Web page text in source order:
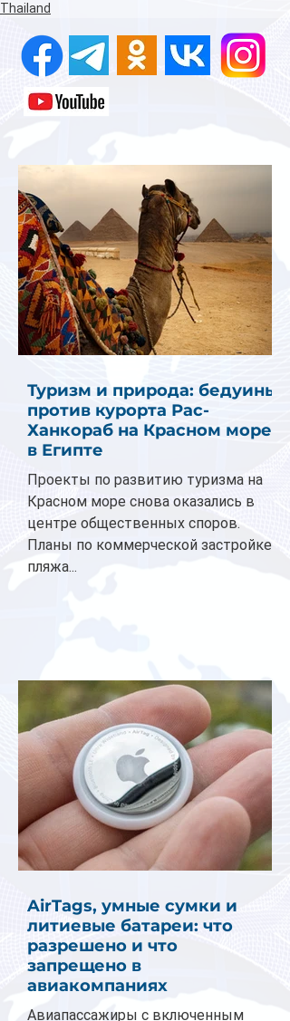
Thailand
Туризм и природа: бедуины
против курорта Рас-
Ханкораб на Красном море
в Египте
Проекты по развитию туризма на
Красном море снова оказались в
центре общественных споров.
Планы по коммерческой застройке
пляжа...
AirTags, умные сумки и
литиевые батареи: что
разрешено и что
запрещено в
авиакомпаниях
Авиапассажиры с включенным